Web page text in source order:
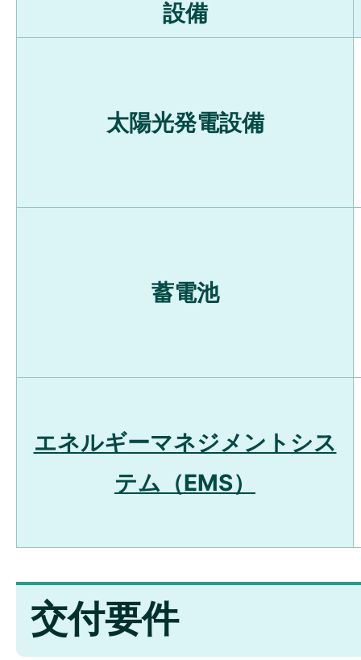
設備
太陽光発電設備
蓄電池
エネルギーマネジメントシス
テム（EMS）
交付要件